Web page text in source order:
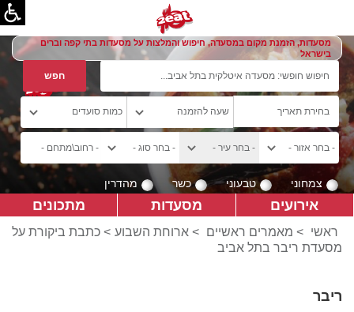
מסעדות, הזמנת מקום במסעדה, חיפוש והמלצות על מסעדות בתי קפה וברים
בישראל
צמחוני טבעוני כשר מהדרין
אירועים מסעדות מתכונים
ראשי > מאמרים ראשיים > ארוחת השבוע > כתבת ביקורת על
מסעדת ריבר בתל אביב
ריבר